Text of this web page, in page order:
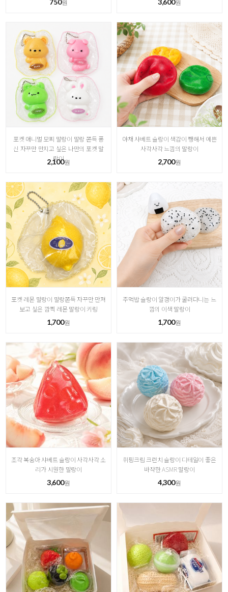
원 원
포켓 애니멀 모찌 말랑이 말랑 쫀득 퐁
신 자꾸만 만지고 싶은 나만의 포켓 말
랑이
2,100원
야채 샤베트 슬랑이 색감이 쨍해서 예쁜
사각사각 느낌의 말랑이
2,700원
포켓 레몬 말랑이 말랑쫀득 자꾸만 만져
보고 싶은 깜찍 레몬 말랑이 키링
1,700원
주먹밥 슬랑이 알갱이가 굴러다니는 느
낌의 이색 말랑이
1,700원
조각 복숭아 샤베트 슬랑이 사각사각 소
리가 시원한 말랑이
3,600원
휘핑크림 크런치 슬랑이 디테일이 좋은
바쟉한 ASMR 말랑이
4,300원